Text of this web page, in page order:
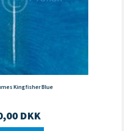
Kingfisher Blue
DKK